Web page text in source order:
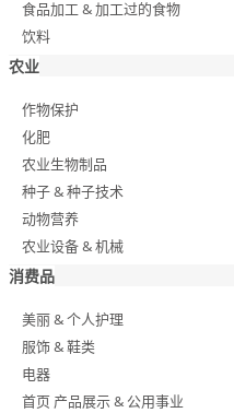
食品加工 & 加工过的食物
饮料
农业
作物保护
化肥
农业生物制品
种子 & 种子技术
动物营养
农业设备 & 机械
消费品
美丽 & 个人护理
服饰 & 鞋类
电器
首页 产品展示 & 公用事业